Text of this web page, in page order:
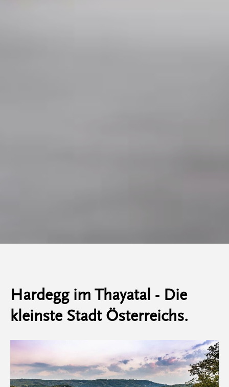
Hardegg im Thayatal - Die
kleinste Stadt Österreichs.